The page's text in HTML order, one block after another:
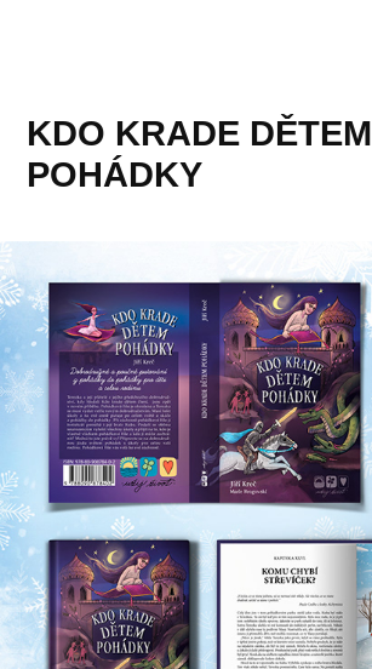
KDO KRADE DĚTEM
POHÁDKY